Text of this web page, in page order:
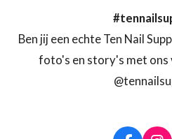
Ben jij een echte Ten Nail
foto's en story's met ons